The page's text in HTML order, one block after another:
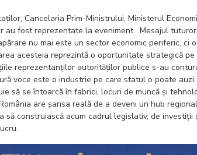
Cancelaria Prim-Ministrului, Ministerul
au fost reprezentate la eveniment. Mesajul
nu mai este un sector economic periferic, ci
acesteia reprezintă o oportunitate strategică pe
reprezentanților autorităților publice s-au
voce este o industrie pe care statul o poate
să se întoarcă în fabrici, locuri de muncă și
are șansa reală de a deveni un hub
să construiască acum cadrul legislativ, de